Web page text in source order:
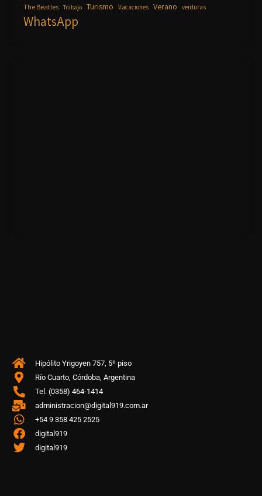
The Beatles Trabajo Turismo Vacaciones Verano verduras
WhatsApp
Hipólito Yrigoyen 757, 5º piso
Río Cuarto, Córdoba, Argentina
Tel. (0358) 464-1414
administracion@digital919.com.ar
+54 9 358 425 2525
digital919
digital919